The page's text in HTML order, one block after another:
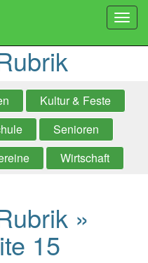
Kultur & Feste
Senioren
Wirtschaft
»
15